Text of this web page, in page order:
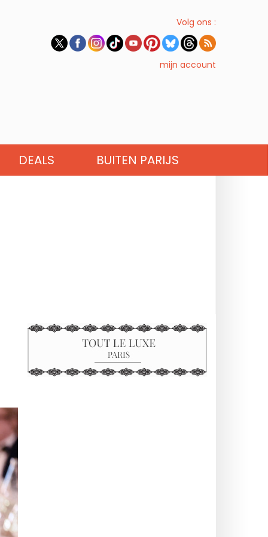
Volg ons :
mijn account
DEALS BUITEN PARIJS